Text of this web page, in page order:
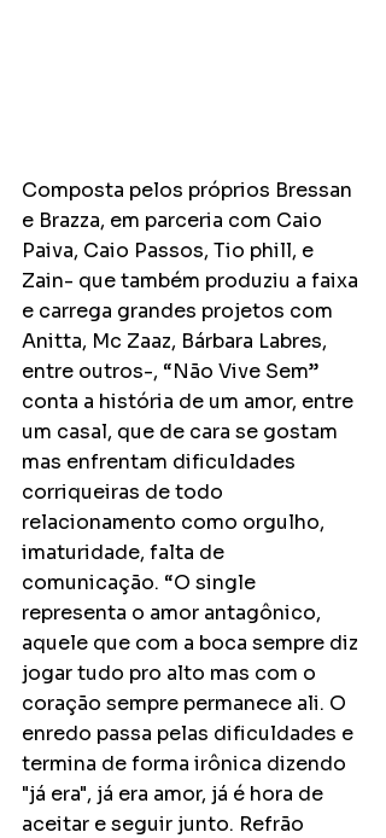
Composta pelos próprios Bressan
e Brazza, em parceria com Caio
Paiva, Caio Passos, Tio phill, e
Zain- que também produziu a faixa
e carrega grandes projetos com
Anitta, Mc Zaaz, Bárbara Labres,
entre outros-, “Não Vive Sem”
conta a história de um amor, entre
um casal, que de cara se gostam
mas enfrentam dificuldades
corriqueiras de todo
relacionamento como orgulho,
imaturidade, falta de
comunicação. “O single
representa o amor antagônico,
aquele que com a boca sempre diz
jogar tudo pro alto mas com o
coração sempre permanece ali. O
enredo passa pelas dificuldades e
termina de forma irônica dizendo
"já era", já era amor, já é hora de
aceitar e seguir junto. Refrão